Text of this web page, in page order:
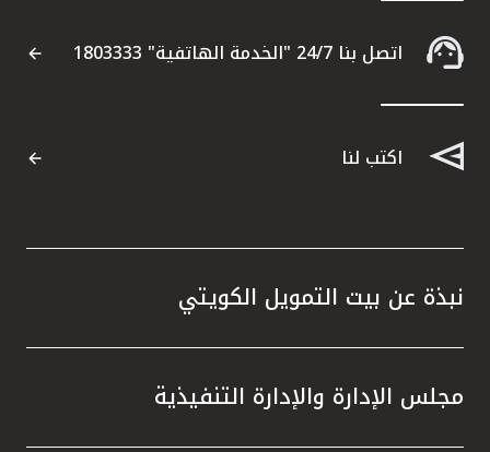
اتصل بنا 24/7 "الخدمة الهاتفية" 1803333
اكتب لنا
نبذة عن بيت التمويل الكويتي
مجلس الإدارة والإدارة التنفيذية